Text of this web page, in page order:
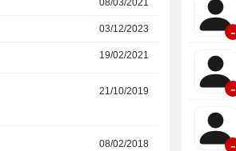
08/03/2021 -
03/12/2023 29/10/2025
19/02/2021 -
21/10/2019 09/10/2025
08/02/2018 09/10/2025
-
-
-